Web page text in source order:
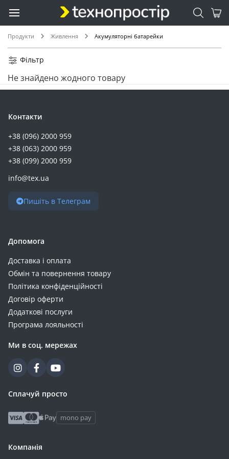
Продукти Живлення Акумуляторні батарейки
Фільтр
Не знайдено жодного товару
Контакти
+38 (096) 2000 959
+38 (063) 2000 959
+38 (099) 2000 959
info@tex.ua
Пишіть в Телеграм
Допомога
Доставка і оплата
Обмін та повернення товару
Політика конфіденційності
Договір оферти
Додаткові послуги
Програма лояльності
Ми в соц. мережах
Сплачуй просто
mono pay
Компанія